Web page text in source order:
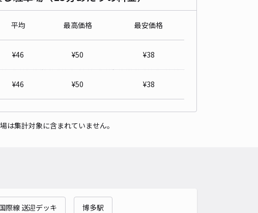
Route多々良Ⅱパーキング
/ 3件
¥380〜/ 日 ¥38〜 / 15分
時間貸し可
長さ 400cm 以下 車幅
平均 最高価格 最安価格
¥46 ¥50 ¥38
¥46 ¥50 ¥38
集計対象に含まれていません。
際線 送迎デッキ 博多駅